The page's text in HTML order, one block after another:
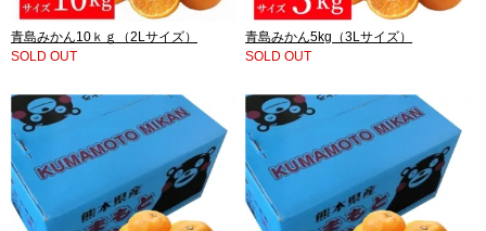
青島みかん10ｋｇ（2Lサイズ）
SOLD OUT
青島みかん5kg（3Lサイズ）
SOLD OUT